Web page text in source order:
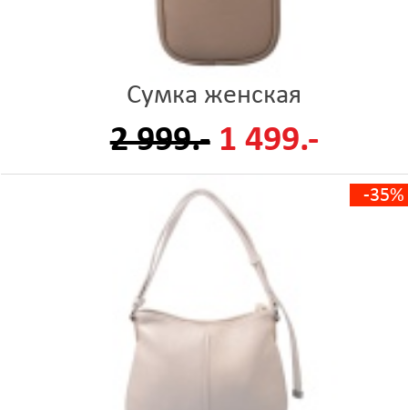
Сумка женская
2 999.- 1 499.-
-35%